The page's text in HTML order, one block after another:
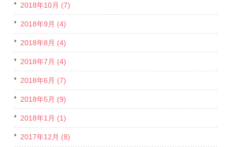
2018年10月 (7)
2018年9月 (4)
2018年8月 (4)
2018年7月 (4)
2018年6月 (7)
2018年5月 (9)
2018年1月 (1)
2017年12月 (8)